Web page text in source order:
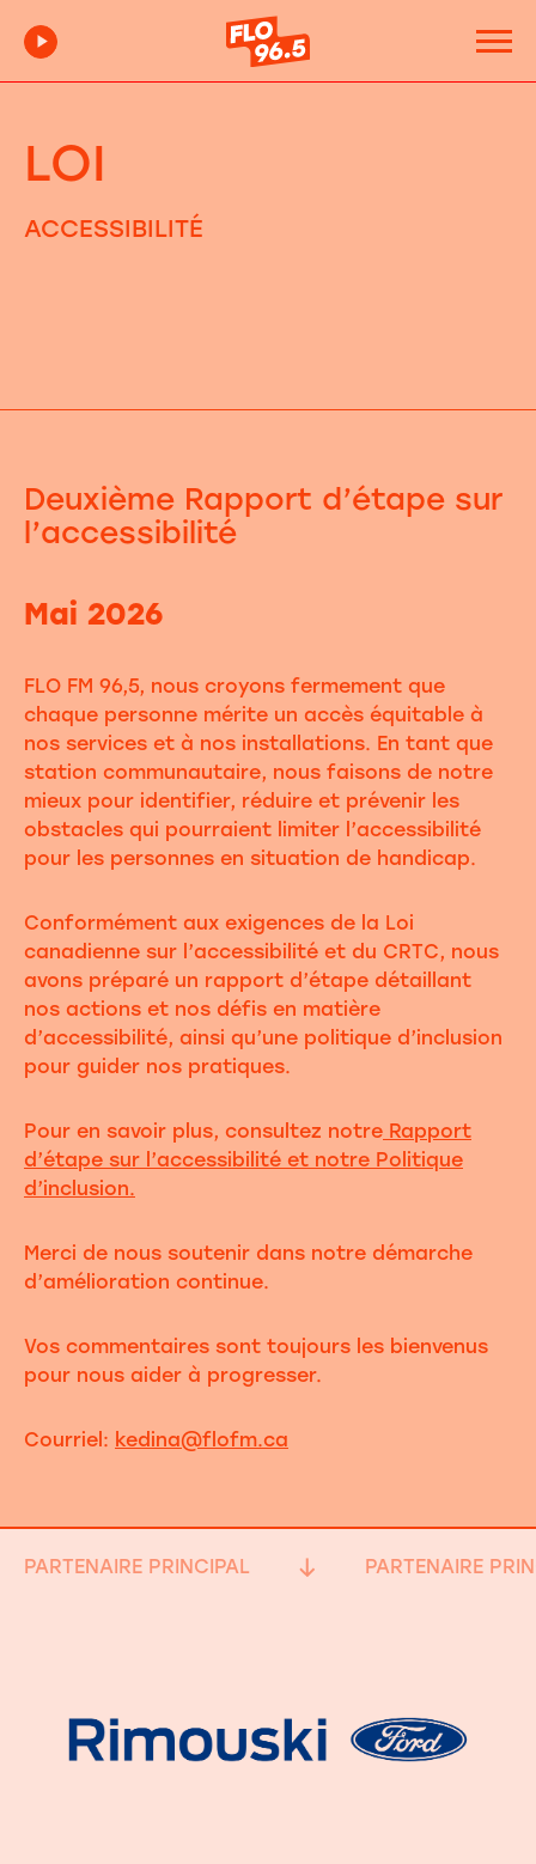
LOI
ACCESSIBILITÉ
Deuxième Rapport d’étape sur
l’accessibilité
Mai 2026
FLO FM 96,5, nous croyons fermement que
chaque personne mérite un accès équitable à
nos services et à nos installations. En tant que
station communautaire, nous faisons de notre
mieux pour identifier, réduire et prévenir les
obstacles qui pourraient limiter l’accessibilité
pour les personnes en situation de handicap.
Conformément aux exigences de la Loi
canadienne sur l’accessibilité et du CRTC, nous
avons préparé un rapport d’étape détaillant
nos actions et nos défis en matière
d’accessibilité, ainsi qu’une politique d’inclusion
pour guider nos pratiques.
Pour en savoir plus, consultez notre Rapport
d’étape sur l’accessibilité et notre Politique
d’inclusion.
Merci de nous soutenir dans notre démarche
d’amélioration continue.
Vos commentaires sont toujours les bienvenus
pour nous aider à progresser.
Courriel: kedina@flofm.ca
PARTENAIRE PRINCIPAL PARTENAIRE